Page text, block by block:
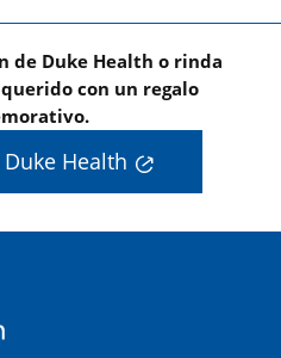
de Duke Health o rinda
con un regalo
Health